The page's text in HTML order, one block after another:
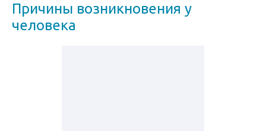
Причины возникновения у
человека